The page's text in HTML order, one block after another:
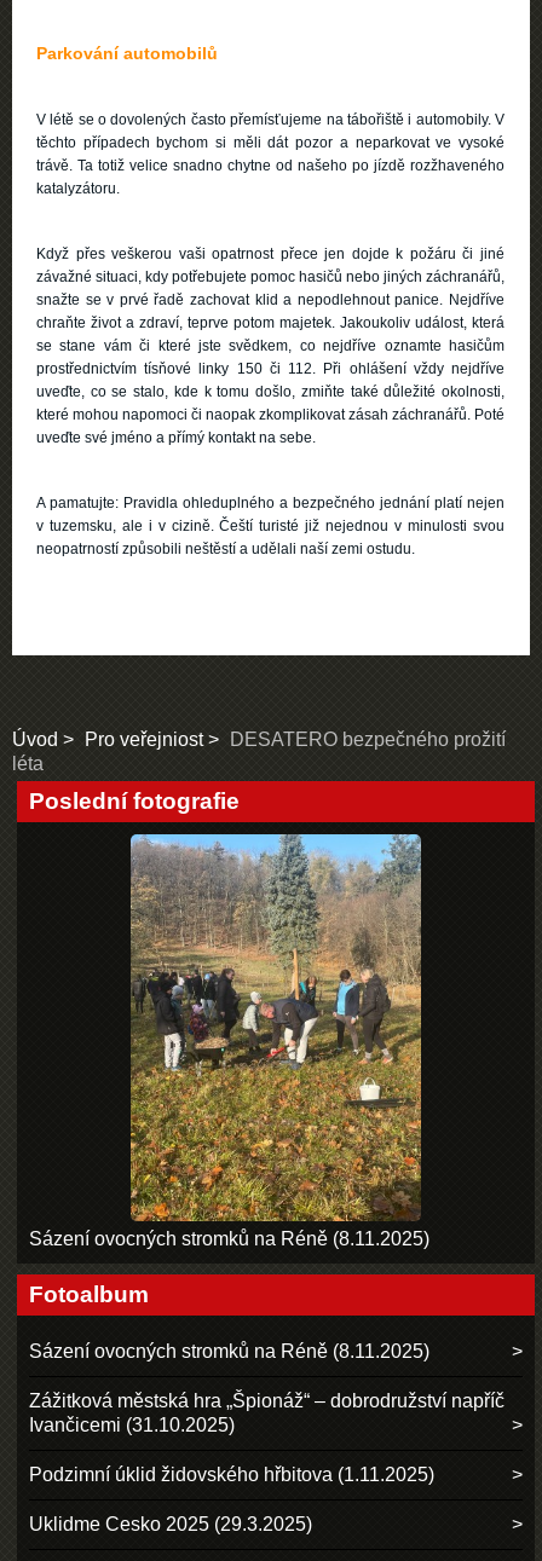
Parkování automobilů
V létě se o dovolených často přemísťujeme na tábořiště i automobily. V
těchto případech bychom si měli dát pozor a neparkovat ve vysoké
trávě. Ta totiž velice snadno chytne od našeho po jízdě rozžhaveného
katalyzátoru.
Když přes veškerou vaši opatrnost přece jen dojde k požáru či jiné
závažné situaci, kdy potřebujete pomoc hasičů nebo jiných záchranářů,
snažte se v prvé řadě zachovat klid a nepodlehnout panice. Nejdříve
chraňte život a zdraví, teprve potom majetek. Jakoukoliv událost, která
se stane vám či které jste svědkem, co nejdříve oznamte hasičům
prostřednictvím tísňové linky 150 či 112. Při ohlášení vždy nejdříve
uveďte, co se stalo, kde k tomu došlo, zmiňte také důležité okolnosti,
které mohou napomoci či naopak zkomplikovat zásah záchranářů. Poté
uveďte své jméno a přímý kontakt na sebe.
A pamatujte: Pravidla ohleduplného a bezpečného jednání platí nejen
v tuzemsku, ale i v cizině. Čeští turisté již nejednou v minulosti svou
neopatrností způsobili neštěstí a udělali naší zemi ostudu.
Úvod Pro veřejniost
DESATERO bezpečného prožití
léta
Poslední fotografie
Sázení ovocných stromků na Réně (8.11.2025)
Fotoalbum
Sázení ovocných stromků na Réně (8.11.2025)
Zážitková městská hra „Špionáž“ – dobrodružství napříč
Ivančicemi (31.10.2025)
Podzimní úklid židovského hřbitova (1.11.2025)
Uklidme Cesko 2025 (29.3.2025)